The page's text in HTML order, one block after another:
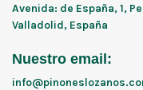
Avenida: de España, 1,
Valladolid, España
Nuestro email: